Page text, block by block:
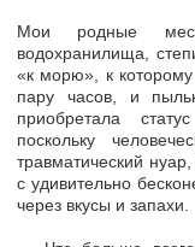
Мои родные
водохранилища,
«к морю», к
пару часов, и
приобретала
поскольку
травматический
с удивительно
через вкусы и запахи.